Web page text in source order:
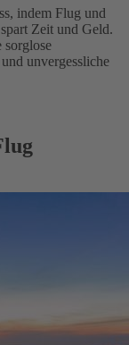
indem Flug und
Zeit und Geld.
sorglose
unvergessliche